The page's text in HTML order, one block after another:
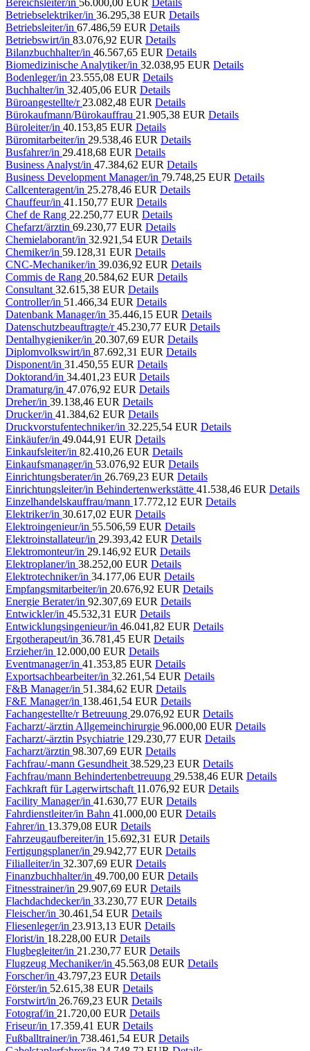
Betriebselektriker/in 36.295,38 EUR Details
Betriebsleiter/in 67.486,59 EUR Details
Betriebswirt/in 83.076,92 EUR Details
Bilanzbuchhalter/in 46.567,65 EUR Details
Biomedizinische Analytiker/in 32.038,95 EUR Details
Bodenleger/in 23.555,08 EUR Details
Buchhalter/in 32.405,06 EUR Details
Büroangestellte/r 23.082,48 EUR Details
Bürokaufmann/Bürokauffrau 21.905,38 EUR Details
Büroleiter/in 40.153,85 EUR Details
Büromitarbeiter/in 29.538,46 EUR Details
Busfahrer/in 29.418,68 EUR Details
Business Analyst/in 47.384,62 EUR Details
Business Development Manager/in 79.748,25 EUR Details
Callcenteragent/in 25.278,46 EUR Details
Chauffeur/in 41.150,77 EUR Details
Chef de Rang 22.250,77 EUR Details
Chefarzt/ärztin 69.230,77 EUR Details
Chemielaborant/in 32.921,54 EUR Details
Chemiker/in 59.128,31 EUR Details
CNC-Mechaniker/in 39.036,92 EUR Details
Commis de Rang 20.584,62 EUR Details
Consultant 32.615,38 EUR Details
Controller/in 51.466,34 EUR Details
Datenbank Manager/in 35.446,15 EUR Details
Datenschutzbeauftragte/r45.230,77 EUR Details
Dentalhygieniker/in 20.307,69 EUR Details
Diplomvolkswirt/in 87.692,31 EUR Details
Disponent/in 31.450,55 EUR Details
Doktorand/in 34.401,23 EUR Details
Dramaturg/in 47.076,92 EUR Details
Dreher/in 39.138,46 EUR Details
Drucker/in 41.384,62 EUR Details
Druckvorstufentechniker/in 32.225,54 EUR Details
Einkäufer/in 49.044,91 EUR Details
Einkaufsleiter/in 82.410,26 EUR Details
Einkaufsmanager/in 53.076,92 EUR Details
Einrichtungsberater/in 26.769,23 EUR Details
Einrichtungsleiter/in Behindertenwerkstätte 41.538,46 EUR Details
Einzelhandelskauffrau/mann 17.772,12 EUR Details
Elektriker/in 30.617,02 EUR Details
Elektroingenieur/in 55.506,59 EUR Details
Elektroinstallateur/in 29.393,42 EUR Details
Elektromonteur/in 29.146,92 EUR Details
Elektroplaner/in 38.252,00 EUR Details
Elektrotechniker/in 34.177,06 EUR Details
Empfangsmitarbeiter/in 20.676,92 EUR Details
Energie Berater/in 92.307,69 EUR Details
Entwickler/in 45.532,31 EUR Details
Entwicklungsingenieur/in 46.041,82 EUR Details
Ergotherapeut/in 36.781,45 EUR Details
Erzieher/in 12.000,00 EUR Details
Eventmanager/in 41.353,85 EUR Details
Exportsachbearbeiter/in 32.261,54 EUR Details
F&B Manager/in 51.384,62 EUR Details
F&E Manager/in 138.461,54 EUR Details
Fachangestellte/r Betreuung 29.076,92 EUR Details
Facharzt/-ärztin Allgemeinchirurgie 96.000,00 EUR Details
Facharzt/-ärztin Psychiatrie 129.230,77 EUR Details
Facharzt/ärztin 98.307,69 EUR Details
Fachfrau/-mann Gesundheit 38.529,23 EUR Details
Fachfrau/mann Behindertenbetreuung 29.538,46 EUR Details
Fachkraft für Lagerwirtschaft 11.076,92 EUR Details
Facility Manager/in 41.630,77 EUR Details
Fahrdienstleiter/in Bahn 41.000,00 EUR Details
Fahrer/in 13.379,08 EUR Details
Fahrzeugaufbereiter/in 15.692,31 EUR Details
Fertigungsplaner/in 29.942,77 EUR Details
Filialleiter/in 32.307,69 EUR Details
Finanzbuchhalter/in 49.700,00 EUR Details
Fitnesstrainer/in 29.907,69 EUR Details
Flachdachdecker/in 33.230,77 EUR Details
Fleischer/in 30.461,54 EUR Details
Fliesenleger/in 23.913,13 EUR Details
Florist/in 18.228,00 EUR Details
Flugbegleiter/in 21.230,77 EUR Details
Flugzeug Mechaniker/in 45.563,08 EUR Details
Forscher/in 43.797,23 EUR Details
Förster/in 52.615,38 EUR Details
Forstwirt/in 26.769,23 EUR Details
Fotograf/in 21.720,00 EUR Details
Friseur/in 17.359,41 EUR Details
Fußballtrainer/in 738.461,54 EUR Details